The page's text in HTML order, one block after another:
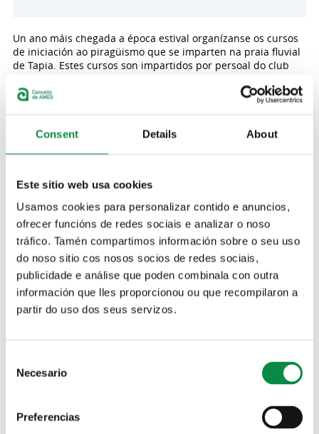
Consent Details About
Este sitio web usa cookies
Usamos cookies para personalizar contido e anuncios,
ofrecer funcións de redes sociais e analizar o noso
tráfico. Tamén compartimos información sobre o seu uso
do noso sitio cos nosos socios de redes sociais,
publicidade e análise que poden combinala con outra
información que lles proporcionou ou que recompilaron a
partir do uso dos seus servizos.
Selection
Necesario
Preferencias
Un ano máis chegada a época estival organízanse os cursos
de iniciación ao piragüismo que se imparten na praia fluvial
de Tapia. Estes cursos son impartidos por persoal do club
Corresponsables. Os cursos están organizados polo Concello
de Ames, a través da Concellaría de Deportes. Están dirixidos
agosto. Os participantes terán que escoller un mes para
clases impartiranse os luns, mércores e venres, en horario
imprescindible saber nadar.
Os/as participantes aprenderán, da man do persoal do club
Ribeiras do Tambre, todo o necesario para gañar autonomía
no uso da piragua e adquirir as destrezas e habilidades
básicas para practicar o piragüismo.
As prazas son limitadas e cubriranse por rigorosa orde de
inscrición. Para solicitar máis información e para formalizar